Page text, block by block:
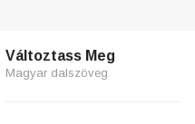
Változtass Meg
Magyar dalszöveg